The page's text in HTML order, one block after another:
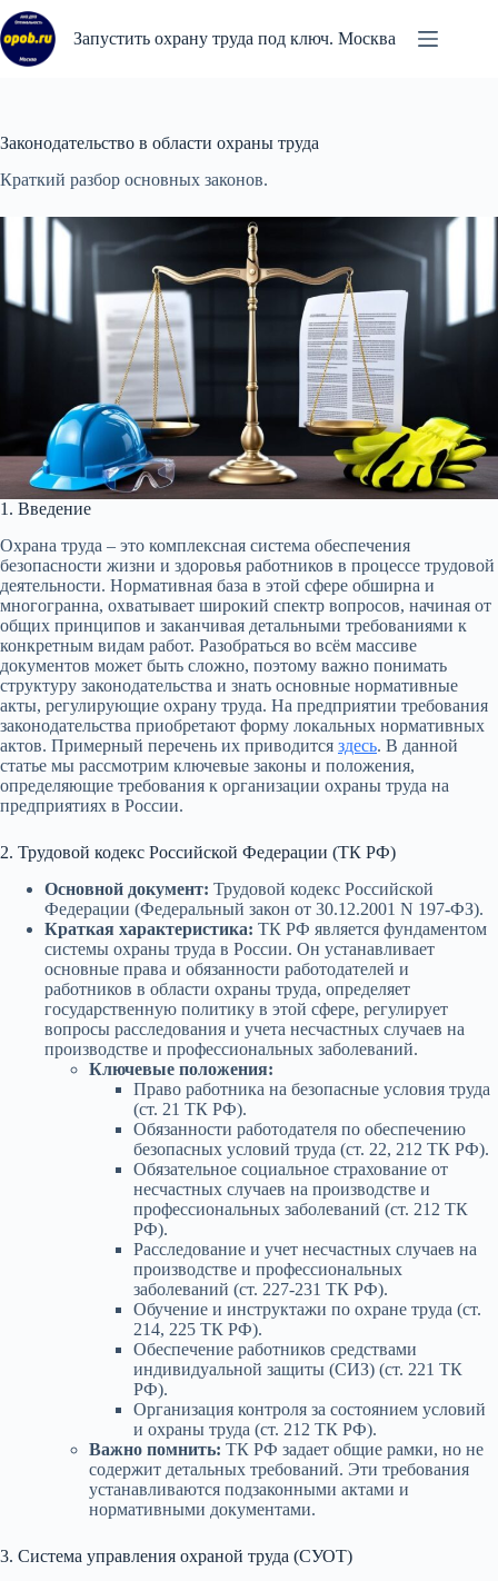
Перейти
к
сути
Запустить охрану труда под ключ. Москва
Законодательство в области охраны труда
Краткий разбор основных законов.
1. Введение
Охрана труда – это комплексная система обеспечения
безопасности жизни и здоровья работников в процессе трудовой
деятельности. Нормативная база в этой сфере обширна и
многогранна, охватывает широкий спектр вопросов, начиная от
общих принципов и заканчивая детальными требованиями к
конкретным видам работ. Разобраться во всём массиве
документов может быть сложно, поэтому важно понимать
структуру законодательства и знать основные нормативные
акты, регулирующие охрану труда. На предприятии требования
законодательства приобретают форму локальных нормативных
актов. Примерный перечень их приводится здесь. В данной
статье мы рассмотрим ключевые законы и положения,
определяющие требования к организации охраны труда на
предприятиях в России.
2. Трудовой кодекс Российской Федерации (ТК РФ)
Основной документ: Трудовой кодекс Российской
Федерации (Федеральный закон от 30.12.2001 N 197-ФЗ).
Краткая характеристика: ТК РФ является фундаментом
системы охраны труда в России. Он устанавливает
основные права и обязанности работодателей и
работников в области охраны труда, определяет
государственную политику в этой сфере, регулирует
вопросы расследования и учета несчастных случаев на
производстве и профессиональных заболеваний.
Ключевые положения:
Право работника на безопасные условия труда
(ст. 21 ТК РФ).
Обязанности работодателя по обеспечению
безопасных условий труда (ст. 22, 212 ТК РФ).
Обязательное социальное страхование от
несчастных случаев на производстве и
профессиональных заболеваний (ст. 212 ТК
РФ).
Расследование и учет несчастных случаев на
производстве и профессиональных
заболеваний (ст. 227-231 ТК РФ).
Обучение и инструктажи по охране труда (ст.
214, 225 ТК РФ).
Обеспечение работников средствами
индивидуальной защиты (СИЗ) (ст. 221 ТК
РФ).
Организация контроля за состоянием условий
и охраны труда (ст. 212 ТК РФ).
Важно помнить: ТК РФ задает общие рамки, но не
содержит детальных требований. Эти требования
устанавливаются подзаконными актами и
нормативными документами.
3. Система управления охраной труда (СУОТ)